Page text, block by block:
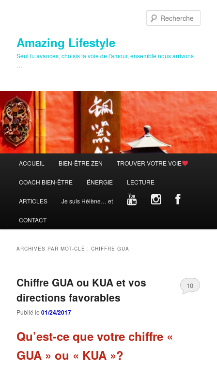
Amazing Lifestyle
Seul tu avances, choisis la voie de l'amour, ensemble nous arrivons
…
principal
ACCUEIL BIEN-ÊTRE ZEN TROUVER VOTRE VOIE
COACH BIEN-ÊTRE ÉNERGIE LECTURE
ARTICLES Je suis Hélène… et
CONTACT
ARCHIVES PAR MOT-CLÉ :CHIFFRE GUA
Chiffre GUA ou KUA et vos
directions favorables
Publié le01/24/2017
10
Qu’est-ce que votre chiffre «
GUA » ou « KUA »?